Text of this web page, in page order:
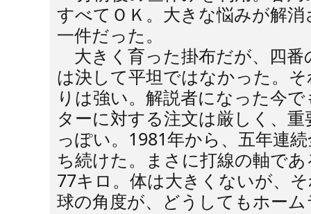
すべてＯＫ。大きな悩みが解
一件だった。
大きく育った掛布だが、四
は決して平坦ではなかった。
りは強い。解説者になった今
ターに対する注文は厳しく、
っぽい。1981年から、五年連
ち続けた。まさに打線の軸で
77キロ。体は大きくないが、
球の角度が、どうしてもホー